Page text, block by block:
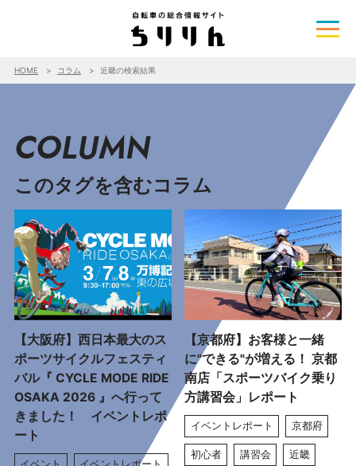
HOME コラム 近畿の検索結果
COLUMN
このタグを含むコラム
【大阪府】西日本最大のス
ポーツサイクルフェスティ
バル『 CYCLE MODE RIDE
OSAKA 2026 』へ行って
きました！ イベントレポ
ート
【京都府】お客様と一緒
に"できる"が増える！ 京都
南店「スポーツバイク乗り
方講習会」レポート
イベントレポート 京都府
初心者 講習会 近畿